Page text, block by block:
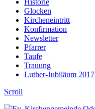
Glocken
Kircheneintritt
Konfirmation
Newsletter
Pfarrer
Taufe
Trauung
Luther-Jubiläum 2017
Scroll